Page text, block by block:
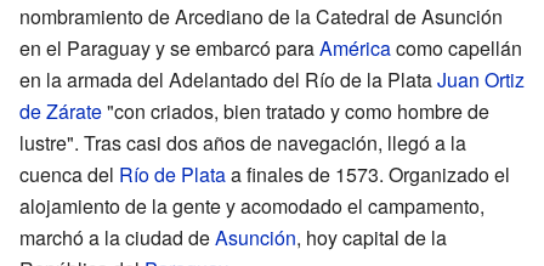
nombramiento de Arcediano de la Catedral de Asunción
en el Paraguay y se embarcó paraAméricacomo capellán
en la armada del Adelantado del Río de la PlataJuan Ortiz
de Zárate"con criados, bien tratado y como hombre de
lustre". Tras casi dos años de navegación, llegó a la
cuenca del Río de Plataa finales de 1573. Organizado el
alojamiento de la gente y acomodado el campamento,
marchó a la ciudad deAsunción, hoy capital de la